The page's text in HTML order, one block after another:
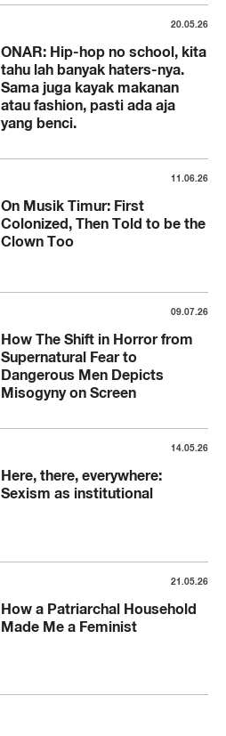
20.05.26
ONAR: Hip-hop no school, kita
tahu lah banyak haters-nya.
Sama juga kayak makanan
atau fashion, pasti ada aja
yang benci.
11.06.26
On Musik Timur: First
Colonized, Then Told to be the
Clown Too
09.07.26
How The Shift in Horror from
Supernatural Fear to
Dangerous Men Depicts
Misogyny on Screen
14.05.26
Here, there, everywhere:
Sexism as institutional
21.05.26
How a Patriarchal Household
Made Me a Feminist